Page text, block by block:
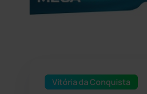
Vitória da Conquista